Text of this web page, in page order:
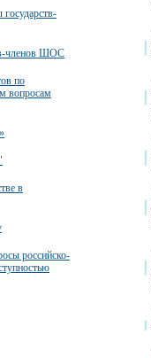
членов ШОС
по
вопросам
в
российско-